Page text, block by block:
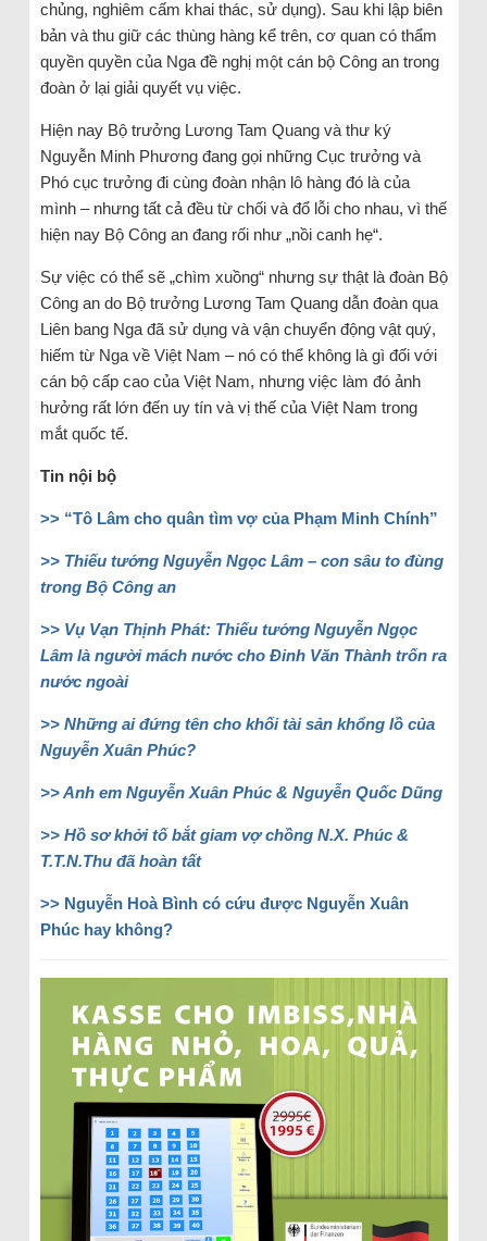
chủng, nghiêm cấm khai thác, sử dụng). Sau khi lập biên
bản và thu giữ các thùng hàng kể trên, cơ quan có thẩm
quyền quyền của Nga đề nghị một cán bộ Công an trong
đoàn ở lại giải quyết vụ việc.
Hiện nay Bộ trưởng Lương Tam Quang và thư ký
Nguyễn Minh Phương đang gọi những Cục trưởng và
Phó cục trưởng đi cùng đoàn nhận lô hàng đó là của
mình – nhưng tất cả đều từ chối và đổ lỗi cho nhau, vì thế
hiện nay Bộ Công an đang rối như „nồi canh hẹ“.
Sự việc có thể sẽ „chìm xuồng“ nhưng sự thật là đoàn Bộ
Công an do Bộ trưởng Lương Tam Quang dẫn đoàn qua
Liên bang Nga đã sử dụng và vận chuyển động vật quý,
hiếm từ Nga về Việt Nam – nó có thể không là gì đối với
cán bộ cấp cao của Việt Nam, nhưng việc làm đó ảnh
hưởng rất lớn đến uy tín và vị thế của Việt Nam trong
mắt quốc tế.
Tin nội bộ
>> “Tô Lâm cho quân tìm vợ của Phạm Minh Chính”
>> Thiếu tướng Nguyễn Ngọc Lâm – con sâu to đùng
trong Bộ Công an
>> Vụ Vạn Thịnh Phát: Thiếu tướng Nguyễn Ngọc
Lâm là người mách nước cho Đinh Văn Thành trốn ra
nước ngoài
>> Những ai đứng tên cho khối tài sản khổng lồ của
Nguyễn Xuân Phúc?
>> Anh em Nguyễn Xuân Phúc & Nguyễn Quốc Dũng
>> Hồ sơ khởi tố bắt giam vợ chồng N.X. Phúc &
T.T.N.Thu đã hoàn tất
>> Nguyễn Hoà Bình có cứu được Nguyễn Xuân
Phúc hay không?